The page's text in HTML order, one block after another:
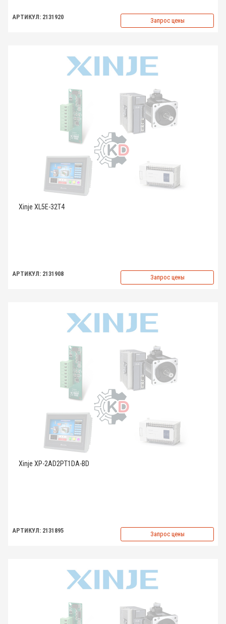
АРТИКУЛ: 2131920 Запрос цены
Xinje XL5E-32T4
АРТИКУЛ: 2131908 Запрос цены
Xinje XP-2AD2PT1DA-BD
АРТИКУЛ: 2131895 Запрос цены